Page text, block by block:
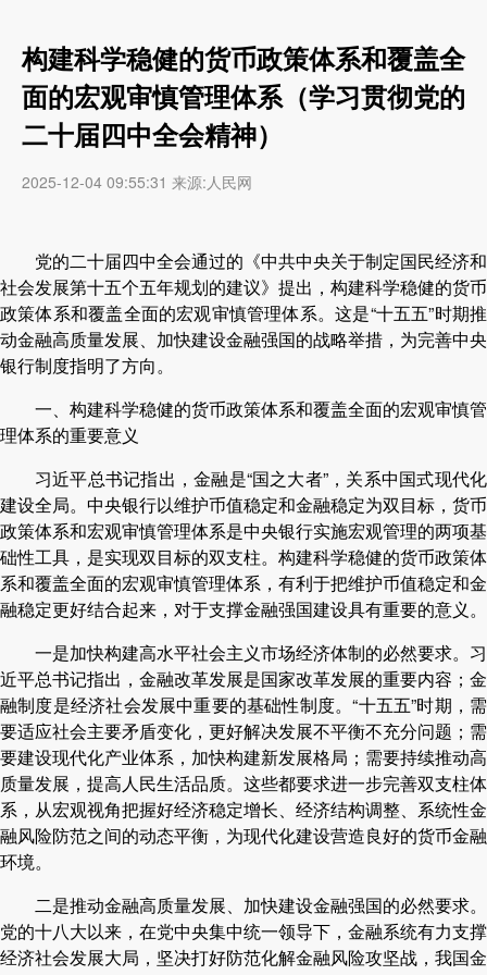
构建科学稳健的货币政策体系和覆盖全
面的宏观审慎管理体系（学习贯彻党的
二十届四中全会精神）
2025-12-04 09:55:31 来源:人民网
党的二十届四中全会通过的《中共中央关于制定国民经济和
社会发展第十五个五年规划的建议》提出，构建科学稳健的货币
政策体系和覆盖全面的宏观审慎管理体系。这是“十五五”时期推
动金融高质量发展、加快建设金融强国的战略举措，为完善中央
银行制度指明了方向。
一、构建科学稳健的货币政策体系和覆盖全面的宏观审慎管
理体系的重要意义
习近平总书记指出，金融是“国之大者”，关系中国式现代化
建设全局。中央银行以维护币值稳定和金融稳定为双目标，货币
政策体系和宏观审慎管理体系是中央银行实施宏观管理的两项基
础性工具，是实现双目标的双支柱。构建科学稳健的货币政策体
系和覆盖全面的宏观审慎管理体系，有利于把维护币值稳定和金
融稳定更好结合起来，对于支撑金融强国建设具有重要的意义。
一是加快构建高水平社会主义市场经济体制的必然要求。习
近平总书记指出，金融改革发展是国家改革发展的重要内容；金
融制度是经济社会发展中重要的基础性制度。“十五五”时期，需
要适应社会主要矛盾变化，更好解决发展不平衡不充分问题；需
要建设现代化产业体系，加快构建新发展格局；需要持续推动高
质量发展，提高人民生活品质。这些都要求进一步完善双支柱体
系，从宏观视角把握好经济稳定增长、经济结构调整、系统性金
融风险防范之间的动态平衡，为现代化建设营造良好的货币金融
环境。
二是推动金融高质量发展、加快建设金融强国的必然要求。
党的十八大以来，在党中央集中统一领导下，金融系统有力支撑
经济社会发展大局，坚决打好防范化解金融风险攻坚战，我国金